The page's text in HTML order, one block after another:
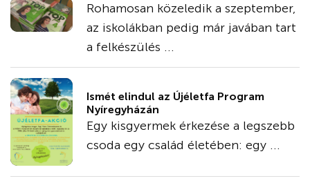
Rohamosan közeledik a szeptember,
az iskolákban pedig már javában tart
a felkészülés ...
Ismét elindul az Újéletfa Program
Nyíregyházán
Egy kisgyermek érkezése a legszebb
csoda egy család életében: egy ...